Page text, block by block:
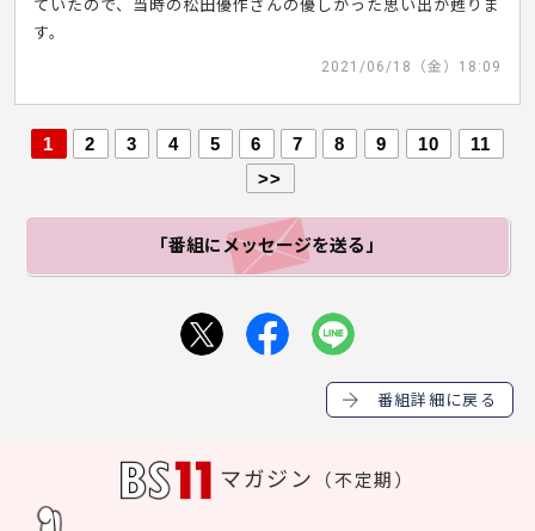
ていたので、当時の松田優作さんの優しかった思い出が甦りま
す。
2021/06/18（金）18:09
1 2 3 4 5 6 7 8 9 10
11
>>
「番組にメッセージを送る」
番組詳細に戻る
マガジン （不定期）